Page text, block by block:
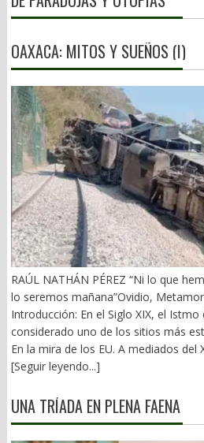
OAXACA: MITOS Y SUEÑOS (I)
RAÚL NATHÁN PÉREZ “Ni lo que
lo seremos mañana”Ovidio,
Introducción: En el Siglo XIX, el
considerado uno de los sitios más
En la mira de los EU. A mediados del
emanados del PRI iniciaron una serie
Transístmico, Proyecto Alfa-Omega,
otros. En 2018, la 4T volvió a la
[Seguir leyendo...]
UNA TRÍADA EN PLENA FAENA